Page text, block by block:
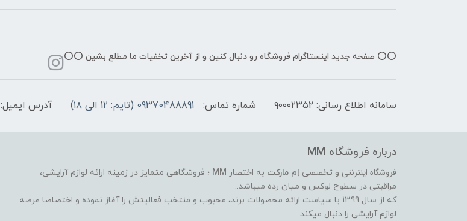
⭕️⭕️ صفحه جدید اینستاگرام فروشگاه رو دنبال کنین و از آخرین تخفیات ما مطلع بشین ⭕️⭕️
سامانه اطلاع رسانی: ۹۰۰۰۲۳۵۲ شماره تماس: 09370488891 (تایم: 12 الی ۱۸) آدرس ایمیل:
درباره فروشگاه MM
فروشگاه اینترنتی و تخصصی اِم مارکت به اختصار MM ؛ فروشگاهی متمایز در زمینه ارائه لوازم آرایشی،
مراقبتی در سطوح لوکس و میان رده میباشد..
که از سال 1399 با سیاست ارائه محصولات برند، محبوب و منتخب فعالیتش را آغاز نموده و اختصاصا عرضه
لوازم آرایشی را دنبال میکند.